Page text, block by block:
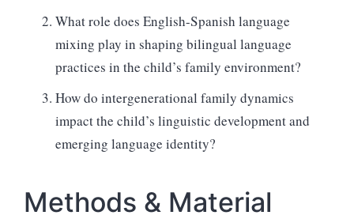
What role does English-Spanish language
mixing play in shaping bilingual language
practices in the child’s family environment?
How do intergenerational family dynamics
impact the child’s linguistic development and
emerging language identity?
Methods & Material